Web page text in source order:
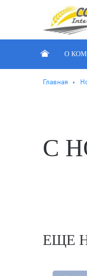
О
Главная
С
ЕЩЕ